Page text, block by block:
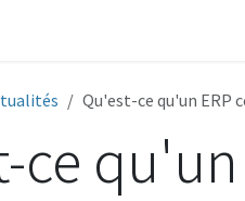
Qu'est-ce qu'un ERP
ce